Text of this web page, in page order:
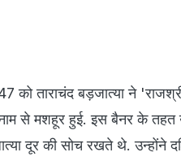
ताराचंद बड़जात्या ने
से मशहूर हुई. इस बैनर के तहत
दूर की सोच रखते थे. उन्होंने